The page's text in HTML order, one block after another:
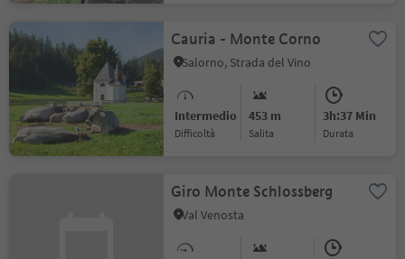
Cauria - Monte Corno
Salorno, Strada del Vino
Intermedio
Difficoltà
453 m
Salita
3h:37 Min
durata
Giro Monte Schlossberg
Val Venosta